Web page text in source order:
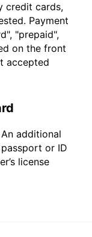
credit cards,
Payment
"prepaid",
on the front
accepted
additional
or ID
license